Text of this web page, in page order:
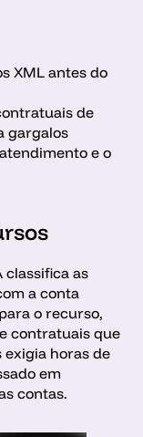
XML antes do
de
gargalos
e o
classifica as
a conta
o recurso,
contratuais que
exigia horas de
em
contas.